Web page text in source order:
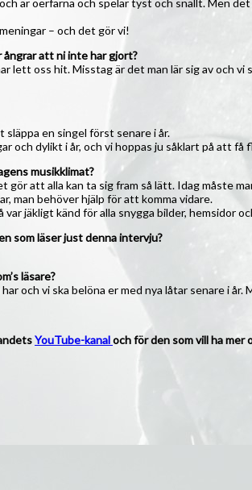
– och det gör vi!
att ni inte har gjort?
lett oss hit. Misstag är det man lär sig av och vi
en singel först senare i år.
och dylikt i år, och vi hoppas ju såklart på att
musikklimat?
att alla kan ta sig fram så lätt. Idag måste
man behöver hjälp för att komma vidare.
jäkligt känd för alla snygga bilder, hemsidor
som läser just denna intervju?
läsare?
och vi ska belöna er med nya låtar senare i
YouTube-kanaloch för den som vill ha